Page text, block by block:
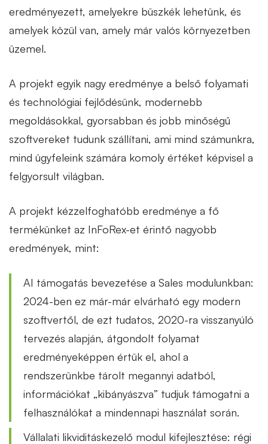
eredményezett, amelyekre büszkék lehetünk, és
amelyek közül van, amely már valós környezetben
üzemel.
A projekt egyik nagy eredménye a belső folyamati
és technológiai fejlődésünk, modernebb
megoldásokkal, gyorsabban és jobb minőségű
szoftvereket tudunk szállítani, ami mind számunkra,
mind ügyfeleink számára komoly értéket képvisel a
felgyorsult világban.
A projekt kézzelfoghatóbb eredménye a fő
termékünket az InFoRex-et érintő nagyobb
eredmények, mint:
AI támogatás bevezetése a Sales modulunkban:
2024-ben ez már-már elvárható egy modern
szoftvertől, de ezt tudatos, 2020-ra visszanyúló
tervezés alapján, átgondolt folyamat
eredményeképpen értük el, ahol a
rendszerünkbe tárolt megannyi adatból,
információkat „kibányászva” tudjuk támogatni a
felhasználókat a mindennapi használat során.
Vállalati likviditáskezelő modul kifejlesztése: régi